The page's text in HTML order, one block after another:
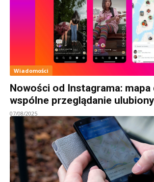
Wiadomości
Nowości od Instagrama: mapa
wspólne przeglądanie
07/08/2025